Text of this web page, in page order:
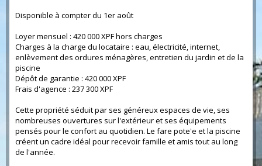
Disponible à compter du 1er août
Loyer mensuel : 420 000 XPF hors charges
Charges à la charge du locataire : eau, électricité, internet,
enlèvement des ordures ménagères, entretien du jardin et de la
piscine
Dépôt de garantie : 420 000 XPF
Frais d'agence : 237 300 XPF
Cette propriété séduit par ses généreux espaces de vie, ses
nombreuses ouvertures sur l'extérieur et ses équipements
pensés pour le confort au quotidien. Le fare pote'e et la piscine
créent un cadre idéal pour recevoir famille et amis tout au long
de l'année.